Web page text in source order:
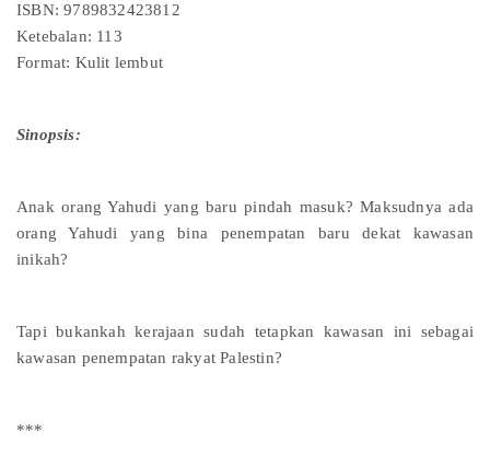
ISBN: 9789832423812
Ketebalan: 113
Format: Kulit lembut
Sinopsis:
Anak orang Yahudi yang baru pindah masuk? Maksudnya ada
orang Yahudi yang bina penempatan baru dekat kawasan
inikah?
Tapi bukankah kerajaan sudah tetapkan kawasan ini sebagai
kawasan penempatan rakyat Palestin?
***